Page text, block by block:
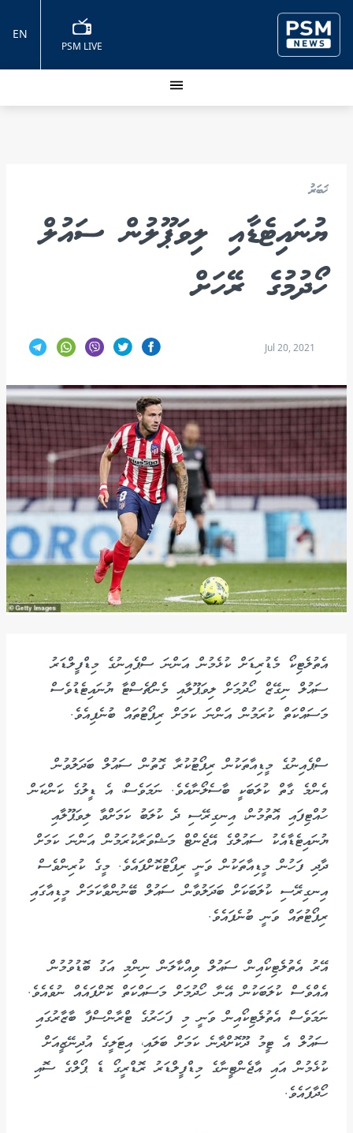
PSM LIVE
EN
ޚަބަރު
ޔުނައިޓެޑާއި ލިވަޕޫލުން ސައުލް
ހޯދުމުގެ ރޭހަށް
Jul 20, 2021
އެތުލެޓިކޯ މެޑުރިޑަށް ކުޅެމުން އަންނަ ސްޕެއިނުގެ މިޑްފީލްޑަރު
ސައުލް ނިގޭޒް ހޯދުމަށް ލިވަޕޫލާއި މެންޗެސްޓާ ޔުނައިޓެޑުވެސް
މަސައްކަތް ކުރަމުން އަންނަ ކަމަށް ރިޕޯޓުތައް ބުނެފިއެވެ.
ސްޕެއިނުގެ މީޑިއާތަކުން ރިޕޯޓުކުރާ ގޮތުން ސައުލް ބަދަލުވުން
އެންމެ ގާތް ކުލަބަކީ ބާސެލޯނާއެވެ. ނަމަވެސް، އެ ޑީލުގެ ކަންކަން
ހުއްޓިފައި އޮތުމުން، އިނގިރޭސި ދެ ކުލަބު ކަމަށްވާ ލިވަޕޫލާއި
ޔުނައިޓެޑާއެކު ސައުލްގެ އޭޖެންޓް މަޝްވަރާކުރަމުން އަންނަ ކަމަށް
ދާދި ފަހުން މީޑިއާތަކުން ވަނީ ރިޕޯޓުކޮށްފައެވެ. މީގެ ކުރިންވެސް
އިނގިރޭސި ކުލަބަކަށް ބަދަލުވާން ސައުލް ބޭނުންވާކަމަށް މީޑިއާގައި
ރިޕޯޓުތައް ވަނީ ބުނެފައެވެ.
އޭރު އެތުލެޓިކޯއިން ސައުލް ވިއްކާލަން ނިންމި އަގު ބޮޑުވުމުން
އެއްވެސް ކުލަބަކުން އޭނާ ހޯދުމަށް މަސައްކަތް ކޮށްފައެއް ނުވެއެވެ.
ނަމަވެސް އެތުލެޓިކޯއިން ވަނީ މި ފަހަރުގެ ޓްރާންސްފާ ބާޒާރުގައި
ސައުލް އެ ޓީމު ދޫކޮށްދާނެ ކަމަށް ބަލައި، އިޓަލީގެ އުދިނޭޒީއަށް
ކުޅެމުން އައި އާޖެންޓީނާގެ މިޑްފީލްޑަރު ރޮޑްރީގޯ ޑެ ޕޯލްގެ ސޮއި
ހޯދާފައެވެ.